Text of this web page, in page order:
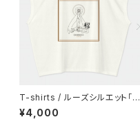
T-shirts / ルーズシルエット「遊
戯観音 spread the light」
¥4,000